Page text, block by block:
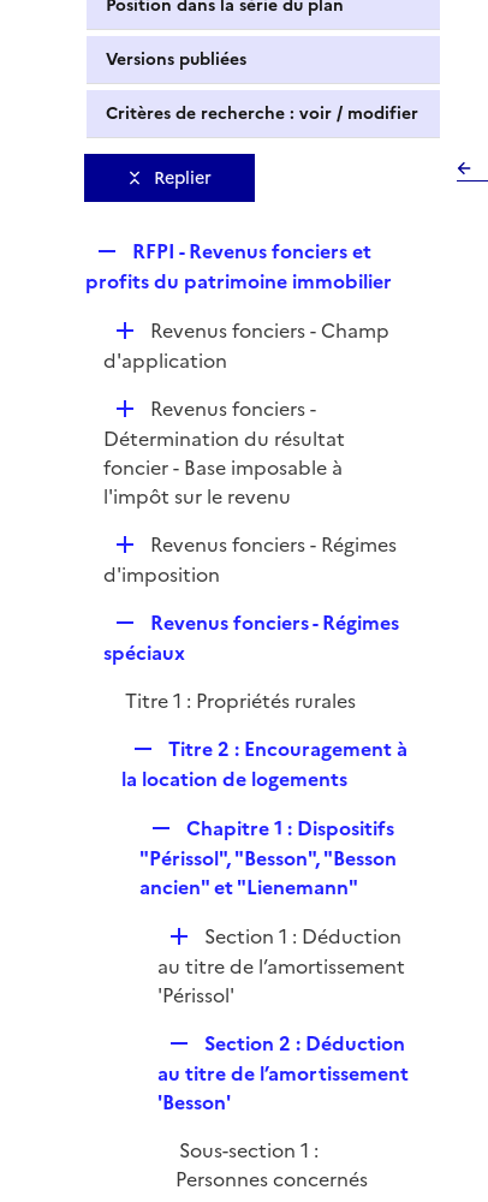
Position dans la série du plan
Versions publiées
Critères de recherche : voir / modifier
Replier
e
l
i
e
r
RFPI - Revenus fonciers et
profits du patrimoine immobilier
D
é
i
e
r
Revenus fonciers - Champ
d'application
D
é
p
l
r
Revenus fonciers -
Détermination du résultat
foncier - Base imposable à
l'impôt sur le revenu
D
é
i
e
r
Revenus fonciers - Régimes
d'imposition
e
l
e
r
Revenus fonciers - Régimes
spéciaux
Titre 1 : Propriétés rurales
e
l
i
e
Titre 2 : Encouragement à
la location de logements
e
p
i
e
r
Chapitre 1 : Dispositifs
"Périssol", "Besson", "Besson
ancien" et "Lienemann"
D
é
p
e
r
Section 1 : Déduction
au titre de l’amortissement
'Périssol'
e
p
i
e
Section 2 : Déduction
au titre de l’amortissement
'Besson'
Sous-section 1 :
Personnes concernés